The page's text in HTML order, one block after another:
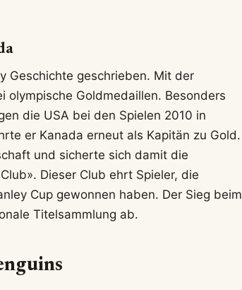
Geschichte geschrieben. Mit der
olympische Goldmedaillen. Besonders
die USA bei den Spielen 2010 in
er Kanada erneut als Kapitän zu Gold.
und sicherte sich damit die
Dieser Club ehrt Spieler, die
Cup gewonnen haben. Der Sieg beim
Titelsammlung ab.